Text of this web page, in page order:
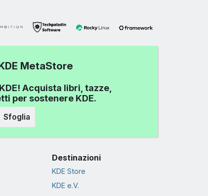
MetaStore
Acquista libri, tazze,
per sostenere KDE.
Sfoglia
Destinazioni
KDE Store
KDE e.V.